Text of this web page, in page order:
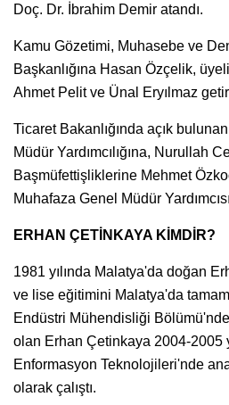
Doç. Dr. İbrahim Demir atandı.
Kamu Gözetimi, Muhasebe ve
Başkanlığına Hasan Özçelik,
Ahmet Pelit ve Ünal Eryılmaz
Ticaret Bakanlığında açık
Müdür Yardımcılığına, Nurullah
Başmüfettişliklerine Mehmet
Muhafaza Genel Müdür
ERHAN ÇETİNKAYA KİMDİR?
1981 yılında Malatya'da doğan
ve lise eğitimini Malatya'da
Endüstri Mühendisliği
olan Erhan Çetinkaya 2004-2005
Enformasyon Teknolojileri'nde
olarak çalıştı.